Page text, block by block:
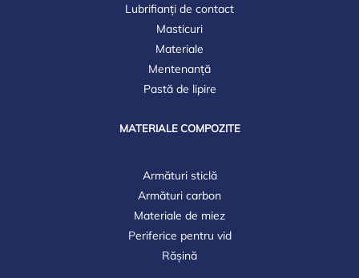
Lubrifianți de contact
Masticuri
Materiale
Mentenanță
Pastă de lipire
MATERIALE COMPOZITE
Armături sticlă
Armături carbon
Materiale de miez
Periferice pentru vid
Rășină